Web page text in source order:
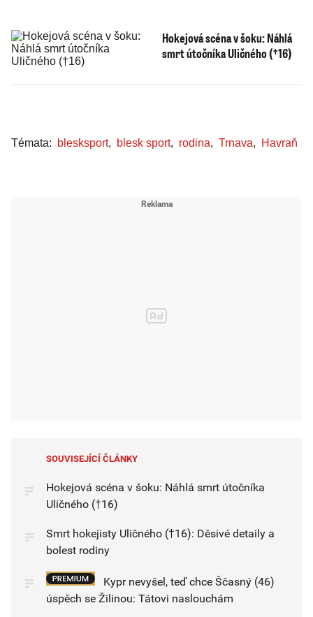
Hokejová scéna v šoku: Náhlá
smrt útočníka Uličného (†16)
Témata: blesksport, blesk sport, rodina, Trnava, Havraň
SOUVISEJÍCÍ ČLÁNKY
Hokejová scéna v šoku: Náhlá smrt útočníka
Uličného (†16)
Smrt hokejisty Uličného (†16): Děsivé detaily a
bolest rodiny
Kypr nevyšel, teď chce Ščasný (46)
úspěch se Žilinou: Tátovi naslouchám